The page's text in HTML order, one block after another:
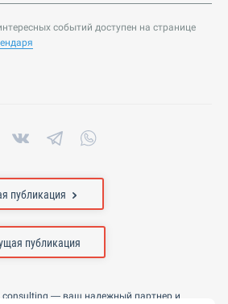
событий доступен на странице
публикация
публикация
consulting — ваш надежный партнер и